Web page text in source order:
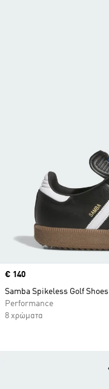
Price
€ 140
Samba Spikeless Golf Shoes
Performance
8 χρώματα